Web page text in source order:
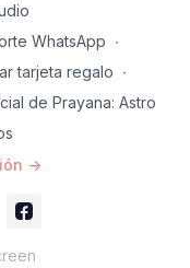
WhatsApp ∙
tarjeta regalo ∙
de Prayana: Astro
->